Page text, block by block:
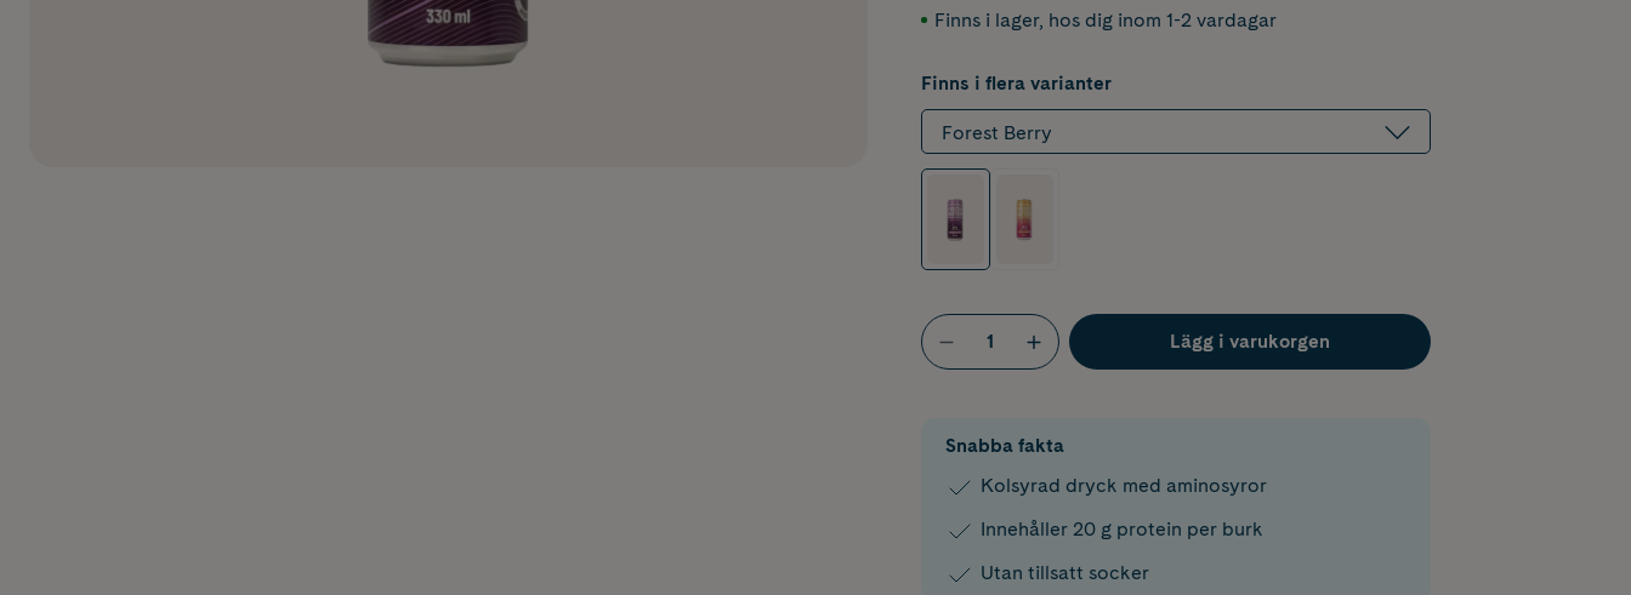
Finns i lager, hos dig inom 1-2 vardagar
Finns i flera varianter
Forest Berry
Lägg i varukorgen
Snabba fakta
Kolsyrad dryck med aminosyror
Innehåller 20 g protein per burk
Utan tillsatt socker